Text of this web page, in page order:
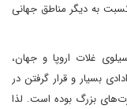
به دیگر مناطق جهانی
غلات اروپا و جهان،
بسیار و قرار گرفتن در
بزرگ بوده است. لذا